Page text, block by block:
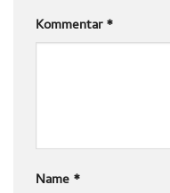
Kommentar*
Name *